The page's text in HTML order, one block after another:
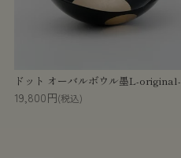
ドット オーバルボウル墨L-original-
19,800円(税込)